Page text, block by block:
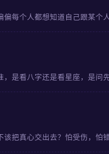
偏每个人都想知道自己跟某
，是看八字还是看星座，是
该把真心交出去？怕受伤，